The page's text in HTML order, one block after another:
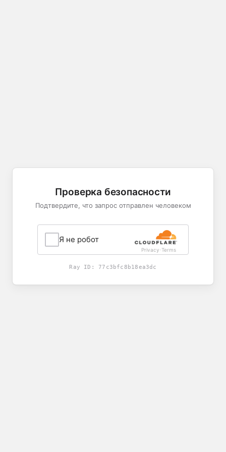
Проверка безопасности
Подтвердите, что запрос отправлен человеком
Я не робот
Privacy-Terms
Ray ID:77c3bfc8b18ea3dc